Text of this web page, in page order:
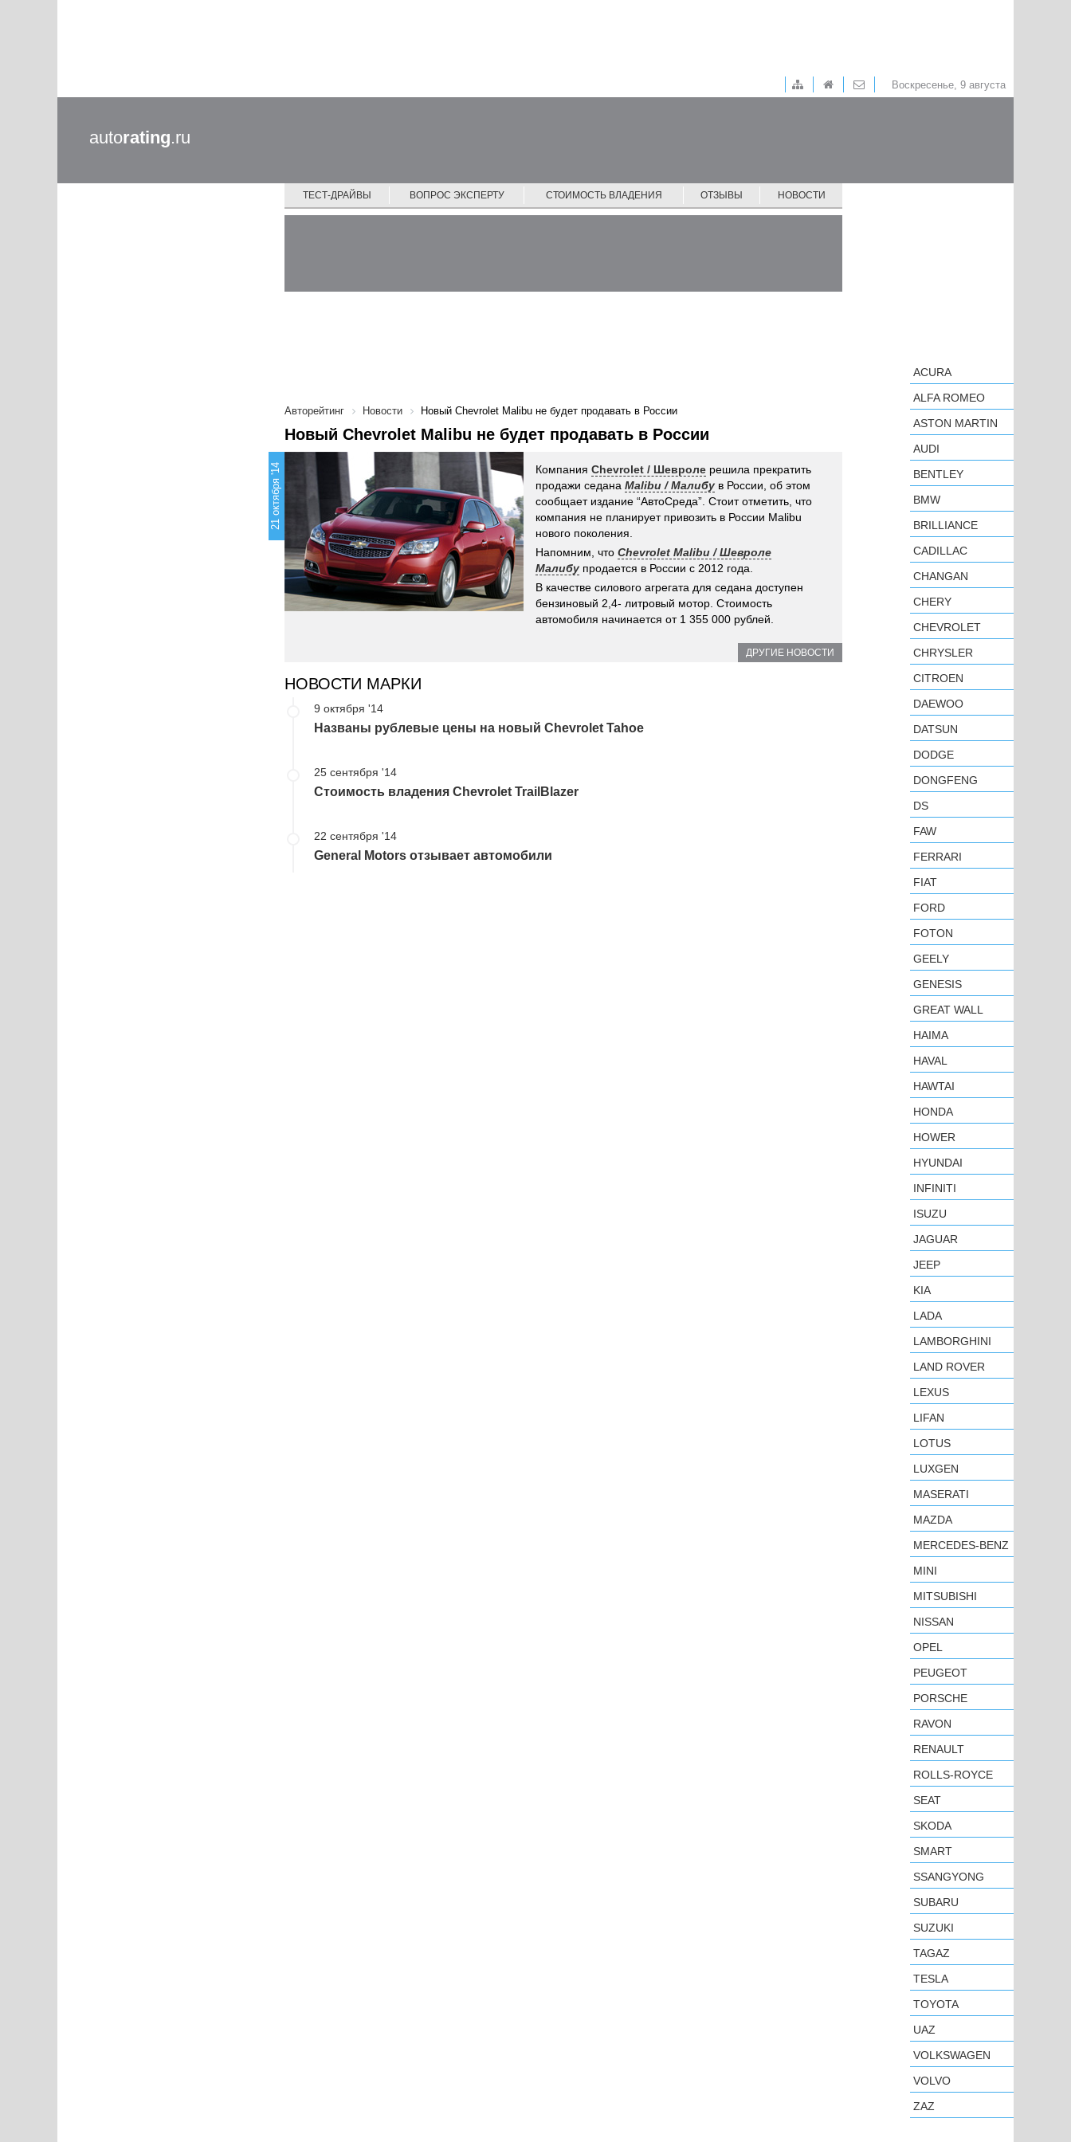
Воскресенье, 9 августа
autorating.ru
ТЕСТ-ДРАЙВЫ ВОПРОС ЭКСПЕРТУ СТОИМОСТЬ ВЛАДЕНИЯ ОТЗЫВЫ НОВОСТИ
Авторейтинг Новости Новый Chevrolet Malibu не будет продавать в России
Новый Chevrolet Malibu не будет продавать в России
21 октября '14 Компания Chevrolet / Шевроле решила прекратить
продажи седана Malibu / Малибу в России, об этом
сообщает издание “АвтоСреда”. Стоит отметить, что
компания не планирует привозить в России Malibu
нового поколения.
Напомним, что Chevrolet Malibu / Шевроле
Малибу продается в России с 2012 года.
В качестве силового агрегата для седана доступен
бензиновый 2,4- литровый мотор. Стоимость
автомобиля начинается от 1 355 000 рублей.
ДРУГИЕ НОВОСТИ
НОВОСТИ МАРКИ
9 октября '14
Названы рублевые цены на новый Chevrolet Tahoe
25 сентября '14
Стоимость владения Chevrolet TrailBlazer
22 сентября '14
General Motors отзывает автомобили
ACURA
ALFA ROMEO
ASTON MARTIN
AUDI
BENTLEY
BMW
BRILLIANCE
CADILLAC
CHANGAN
CHERY
CHEVROLET
CHRYSLER
CITROEN
DAEWOO
DATSUN
DODGE
DONGFENG
DS
FAW
FERRARI
FIAT
FORD
FOTON
GEELY
GENESIS
GREAT WALL
HAIMA
HAVAL
HAWTAI
HONDA
HOWER
HYUNDAI
INFINITI
ISUZU
JAGUAR
JEEP
KIA
LADA
LAMBORGHINI
LAND ROVER
LEXUS
LIFAN
LOTUS
LUXGEN
MASERATI
MAZDA
MERCEDES-BENZ
MINI
MITSUBISHI
NISSAN
OPEL
PEUGEOT
PORSCHE
RAVON
RENAULT
ROLLS-ROYCE
SEAT
SKODA
SMART
SSANGYONG
SUBARU
SUZUKI
TAGAZ
TESLA
TOYOTA
UAZ
VOLKSWAGEN
VOLVO
ZAZ